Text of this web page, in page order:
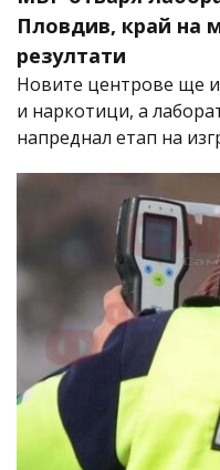
Пловдив, край на
резултати
Новите центрове ще
и наркотици, а
напреднал етап на